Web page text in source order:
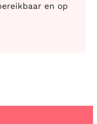
en op